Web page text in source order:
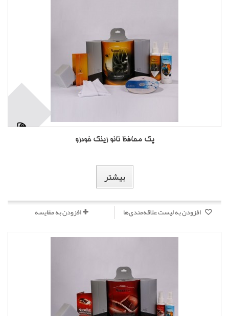
پک محافظ نانو رینگ خودرو
بیشتر
افزودن به لیست علاقه‌مندی‌ها افزودن به مقایسه